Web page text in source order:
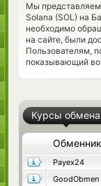
Мы представляем
Solana (SOL) на
необходимо
на сайте, были
Пользователям,
показывающий
Курсы обмена
Обменник
Payex24
GoodObmen